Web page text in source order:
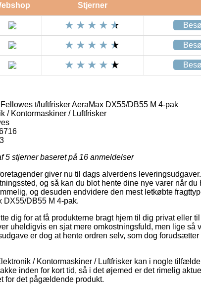
Stjerner
t/luftfrisker AeraMax DX55/DB55 M 4-pak
/ Kontormaskiner / Luftfrisker
5 stjerner baseret på 16 anmeldelser
giver nu til dags alverdens
og så kan du blot hente dine nye varer når
og desuden endvidere den mest letkøbte
DX55/DB55 M 4-pak.
dig for at få produkterne bragt hjem til dig privat eller
uheldigvis en sjat mere omkostningsfuld, men lige så
er dog at hente ordren selv, som dog
/ Kontormaskiner / Luftfrisker kan i nogle
inden for kort tid, så i det øjemed er det rimelig
for det pågældende produkt.